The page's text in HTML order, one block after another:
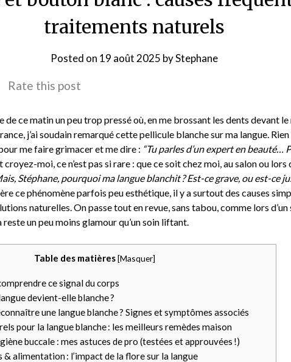
traitements naturels
Posted on 19 août 2025 byStephane
Rate this post
de ce matin un peu trop pressé où, en me brossant les dents devant
j’ai soudain remarqué cette pellicule blanche sur ma langue.
me faire grimacer et me dire : “Tu parles d’un expert en beauté…
croyez-moi, ce n’est pas si rare : que ce soit chez moi, au salon ou
Stéphane, pourquoi ma langue blanchit ? Est-ce grave, ou est-ce
ce phénomène parfois peu esthétique, il y a surtout des causes
naturelles. On passe tout en revue, sans tabou, comme lors
un peu moins glamour qu’un soin liftant.
Table des matières [Masquer]
ce signal du corps
devient-elle blanche ?
une langue blanche ? Signes et symptômes associés
pour la langue blanche : les meilleurs remèdes maison
buccale : mes astuces de pro (testées et approuvées !)
alimentation : l’impact de la flore sur la langue